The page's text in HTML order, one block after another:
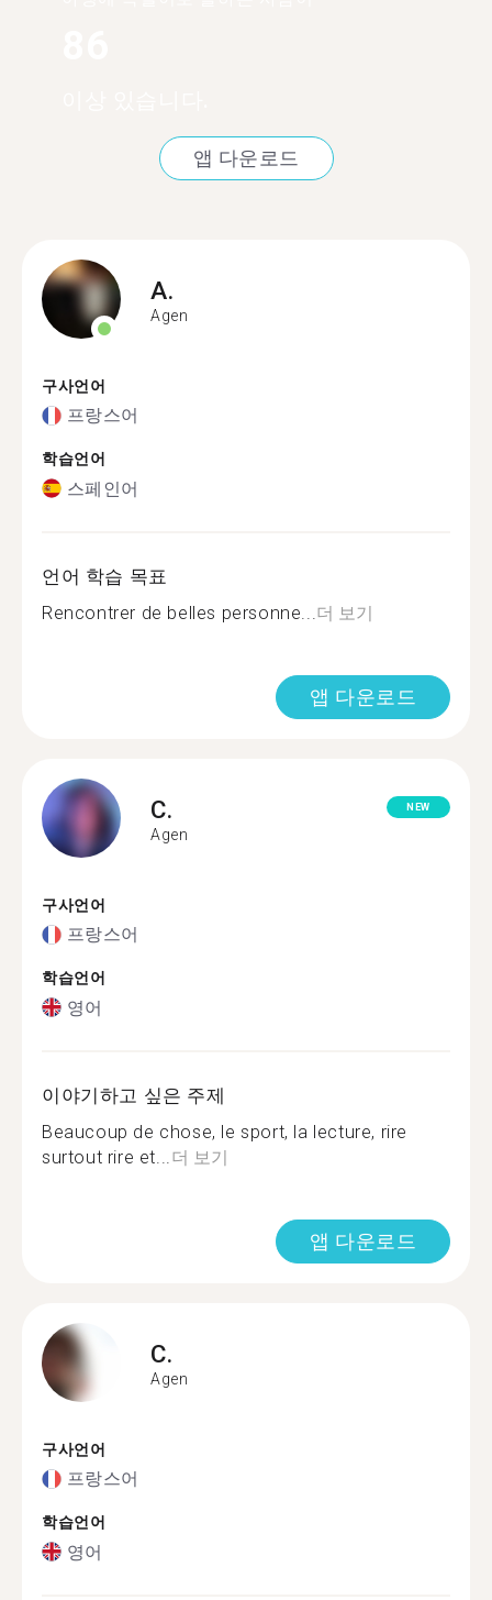
앱 다운로드
A.
Agen
구사언어
프랑스어
학습언어
스페인어
언어 학습 목표
Rencontrer de belles personne... 더 보기
앱 다운로드
C.
Agen
NEW
구사언어
프랑스어
학습언어
영어
이야기하고 싶은 주제
Beaucoup de chose, le sport, la lecture, rire
surtout rire et... 더 보기
앱 다운로드
C.
Agen
구사언어
프랑스어
학습언어
영어